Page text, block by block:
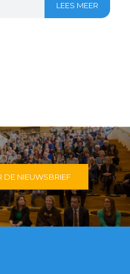
LEES MEER
DE NIEUWSBRIEF